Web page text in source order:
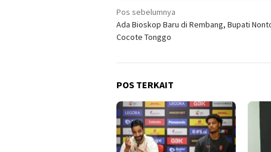
Navigasi
pos
Pos sebelumnya
Ada Bioskop Baru di Rembang, Bupati
Cocote Tonggo
POS TERKAIT